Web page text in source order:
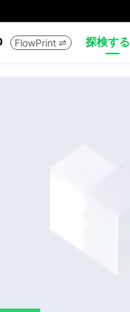
FlowPrint  探検する